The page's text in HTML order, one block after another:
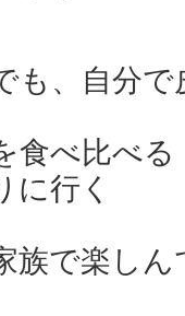
、自分で
食べ比べる
狩りに
で楽しん